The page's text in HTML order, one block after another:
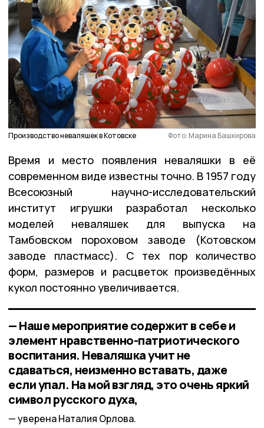
Производство неваляшек в Котовске Фото: Марина Башкирова
Время и место появления неваляшки в её
современном виде известны точно. В 1957 году
Всесоюзный научно-исследовательский
институт игрушки разработал несколько
моделей неваляшек для выпуска на
Тамбовском пороховом заводе (Котовском
заводе пластмасс). С тех пор количество
форм, размеров и расцветок произведённых
кукол постоянно увеличивается.
— Наше мероприятие содержит в себе и
элемент нравственно-патриотического
воспитания. Неваляшка учит не
сдаваться, неизменно вставать, даже
если упал. На мой взгляд, это очень яркий
символ русского духа,
уверена Наталия Орлова.